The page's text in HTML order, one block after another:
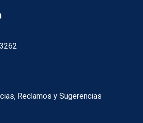
Reclamos y Sugerencias